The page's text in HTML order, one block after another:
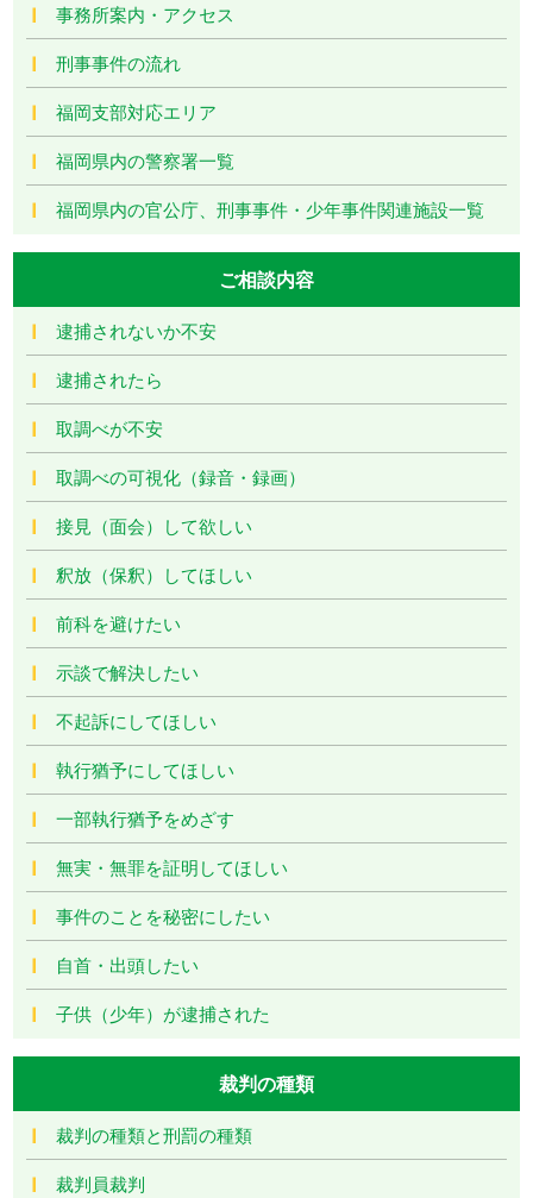
事務所案内・アクセス
刑事事件の流れ
福岡支部対応エリア
福岡県内の警察署一覧
福岡県内の官公庁、刑事事件・少年事件関連施設一覧
ご相談内容
逮捕されないか不安
逮捕されたら
取調べが不安
取調べの可視化（録音・録画）
接見（面会）して欲しい
釈放（保釈）してほしい
前科を避けたい
示談で解決したい
不起訴にしてほしい
執行猶予にしてほしい
一部執行猶予をめざす
無実・無罪を証明してほしい
事件のことを秘密にしたい
自首・出頭したい
子供（少年）が逮捕された
裁判の種類
裁判の種類と刑罰の種類
裁判員裁判